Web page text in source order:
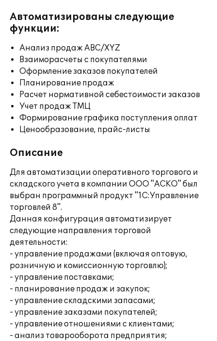
Автоматизированы следующие
функции:
Анализ продаж ABC/XYZ
Взаиморасчеты с покупателями
Оформление заказов покупателей
Планирование продаж
Расчет нормативной себестоимости заказов
Учет продаж ТМЦ
Формирование графика поступления оплат
Ценообразование, прайс-листы
Описание
Для автоматизации оперативного торгового и
складского учета в компании ООО "АСКО" был
выбран программный продукт "1С:Управление
торговлей 8".
Данная конфигурация автоматизирует
следующие направления торговой
деятельности:
- управление продажами (включая оптовую,
розничную и комиссионную торговлю);
- управление поставками;
- планирование продаж и закупок;
- управление складскими запасами;
- управление заказами покупателей;
- управление отношениями с клиентами;
- анализ товарооборота предприятия;